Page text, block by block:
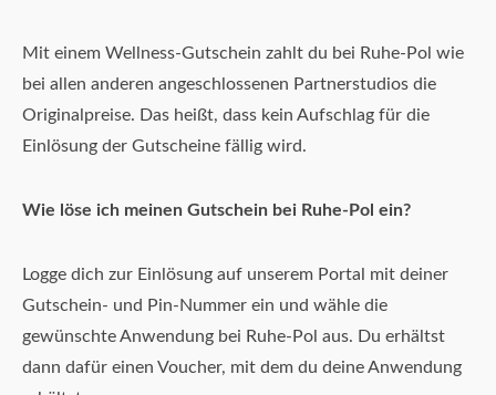
Mit einem Wellness-Gutschein zahlt du bei Ruhe-Pol wie
bei allen anderen angeschlossenen Partnerstudios die
Originalpreise. Das heißt, dass kein Aufschlag für die
Einlösung der Gutscheine fällig wird.
Wie löse ich meinen Gutschein bei Ruhe-Pol ein?
Logge dich zur Einlösung auf unserem Portal mit deiner
Gutschein- und Pin-Nummer ein und wähle die
gewünschte Anwendung bei Ruhe-Pol aus. Du erhältst
dann dafür einen Voucher, mit dem du deine Anwendung